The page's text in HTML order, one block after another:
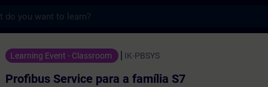
para a família S7 - Training -
Learning Event - Classroom IK-PBSYS
Profibus Service para a família S7